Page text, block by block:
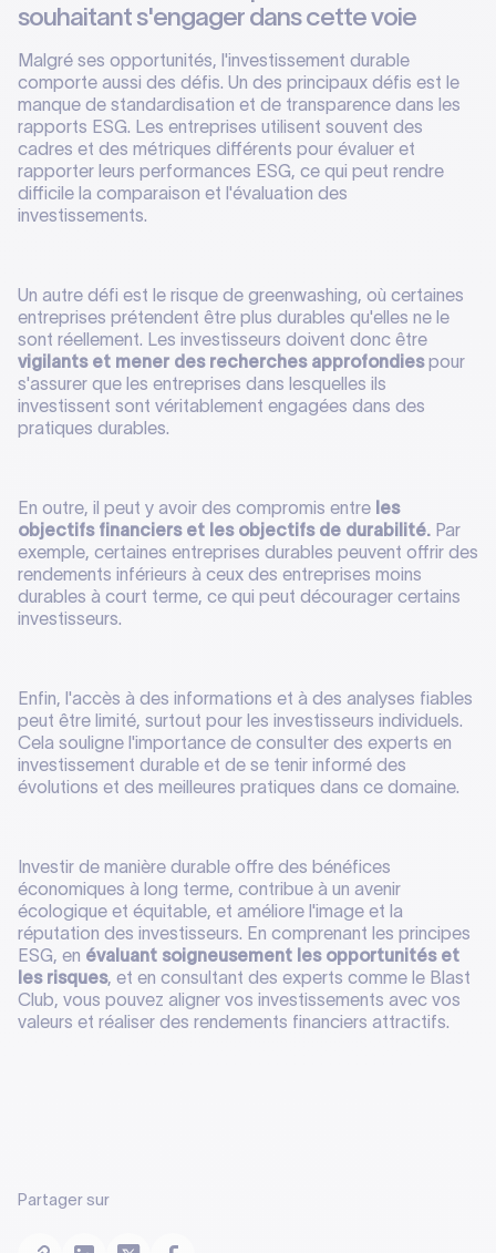
souhaitant s'engager dans cette voie
Malgré ses opportunités, l'investissement durable
comporte aussi des défis. Un des principaux défis est le
manque de standardisation et de transparence dans les
rapports ESG. Les entreprises utilisent souvent des
cadres et des métriques différents pour évaluer et
rapporter leurs performances ESG, ce qui peut rendre
difficile la comparaison et l'évaluation des
investissements.
Un autre défi est le risque de greenwashing, où certaines
entreprises prétendent être plus durables qu'elles ne le
sont réellement. Les investisseurs doivent donc être
vigilants et mener des recherches approfondiespour
s'assurer que les entreprises dans lesquelles ils
investissent sont véritablement engagées dans des
pratiques durables.
En outre, il peut y avoir des compromis entre les
objectifs financiers et les objectifs de durabilité. Par
exemple, certaines entreprises durables peuvent offrir des
rendements inférieurs à ceux des entreprises moins
durables à court terme, ce qui peut décourager certains
investisseurs.
Enfin, l'accès à des informations et à des analyses fiables
peut être limité, surtout pour les investisseurs individuels.
Cela souligne l'importance de consulter des experts en
investissement durable et de se tenir informé des
évolutions et des meilleures pratiques dans ce domaine.
Investir de manière durable offre des bénéfices
économiques à long terme, contribue à un avenir
écologique et équitable, et améliore l'image et la
réputation des investisseurs. En comprenant les principes
ESG, en évaluant soigneusement les opportunités et
les risques, et en consultant des experts comme le Blast
Club, vous pouvez aligner vos investissements avec vos
valeurs et réaliser des rendements financiers attractifs.
Partager sur